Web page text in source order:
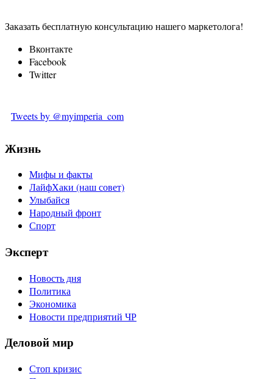
Заказать бесплатную консультацию нашего маркетолога!
Вконтакте
Facebook
Twitter
Tweets by @myimperia_com
Жизнь
Мифы и факты
ЛайфХаки (наш совет)
Улыбайся
Народный фронт
Спорт
Эксперт
Новость дня
Политика
Экономика
Новости предприятий ЧР
Деловой мир
Стоп кризис